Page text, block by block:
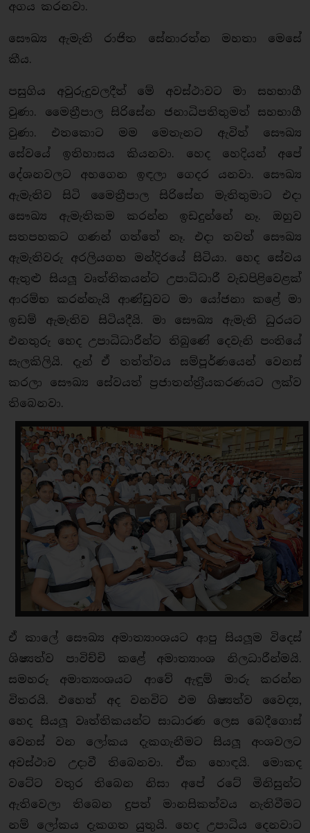
අගය කරනවා.
සෞඛ්‍ය ඇමැති රාජිත සේනාරත්න මහතා මෙසේ
කීය.
පසුගිය අවුරුදුවලදීත් මේ අවස්ථාවට මා සහභාගී
වුණා. මෛතී‍්‍රපාල සිරිසේන ජනාධිපතිතුමත් සහභාගී
වුණා. එතකොට මම මෙතැනට ඇවිත් සෞඛ්‍ය
සේවයේ ඉතිහාසය කියනවා. හෙද හෙදියන් අපේ
දේශනවලට අහගෙන ඉඳලා ගෙදර යනවා. සෞඛ්‍ය
ඇමැතිව සිටි මෛතී‍්‍රපාල සිරිසේන මැතිතුමාට එදා
සෞඛ්‍ය ඇමැතිකම කරන්න ඉඩදුන්නේ නෑ. ඔහුව
සතපහකට ගණන් ගත්තේ නෑ. එදා තවත් සෞඛ්‍ය
ඇමැතිවරු අරලියගහ මන්දිරයේ සිටියා. හෙද සේවය
ඇතුළු සියලූ වෘත්තිකයන්ට උපාධිධාරී වැඩපිළිවෙළක්
ආරම්භ කරන්නැයි ආණ්ඩුවට මා යෝජනා කළේ මා
ඉඩම් ඇමැතිව සිටියදීයි. මා සෞඛ්‍ය ඇමැති ධුරයට
එනතුරු හෙද උපාධිධාරීන්ට තිබුණේ දෙවැනි පංතියේ
සැලකිලියි. දැන් ඒ තත්ත්වය සම්පූර්ණයෙන් වෙනස්
කරලා සෞඛ්‍ය සේවයත් ප‍්‍රජාතන්ත‍්‍රීයකරණයට ලක්ව
තිබෙනවා.
ඒ කාලේ සෞඛ්‍ය අමාත්‍යාංශයට ආපු සියලූම විදෙස්
ශිෂ්‍යත්ව පාවිච්චි කළේ අමාත්‍යාංශ නිලධාරීන්මයි.
සමහරු අමාත්‍යංශයට ආවේ ඇඳුම් මාරු කරන්න
විතරයි. එහෙත් අද වනවිට එම ශිෂ්‍යත්ව වෛද්‍ය,
හෙද සියලූ වෘත්තිකයන්ට සාධාරණ ලෙස බෙදීගොස්
වෙනස් වන ලෝකය දැකගැනීමට සියලූ අංශවලට
අවස්ථාව උදාවී තිබෙනවා. ඒක හොඳයි. මොකද
වටේට වතුර තිබෙන නිසා අපේ රටේ මිනිසුන්ට
ඇතිවෙලා තිබෙන දුපත් මානසිකත්වය නැතිවීමට
නම් ලෝකය දැකගත යුතුයි. හෙද උපාධිය දෙනවාට